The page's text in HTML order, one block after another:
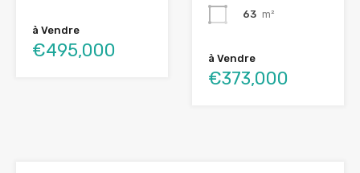
à Vendre
€495,000
63 m²
à Vendre
€373,000